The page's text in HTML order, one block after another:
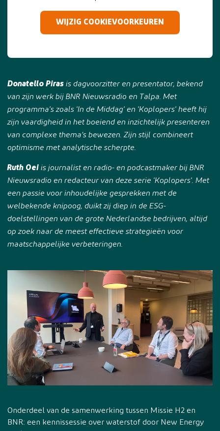
WIJZIG COOKIEVOORKEUREN
Donatello Piras is dagvoorzitter en presentator, bekend
van zijn werk bij BNR Nieuwsradio en Talpa. Met
programma's zoals 'In de Middag' en 'Koplopers' heeft hij
zijn vaardigheid in het boeiend en inzichtelijk presenteren
van complexe thema’s bewezen. Zijn stijl combineert
optimisme met analytische scherpte.
Ruth Oei is journalist en radio- en podcastmaker bij BNR
Nieuwsradio en redacteur van deze serie 'Koplopers'. Met
een passie voor inhoudelijke gesprekken met de
welbekende knipoog, duikt zij diep in de ESG-
doelstellingen van de grote Nederlandse bedrijven, altijd
op zoek naar de meest effectieve strategieën voor
maatschappelijke verbeteringen.
Onderdeel van de samenwerking tussen Missie H2 en
BNR: een kennissessie over waterstof door New Energy